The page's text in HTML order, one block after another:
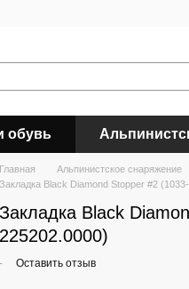
обувь
Главная Альпинистское снаряжение
Закладка Black Diamond Stopper #2
Закладка Black
225202.0000)
- Оставить отзыв